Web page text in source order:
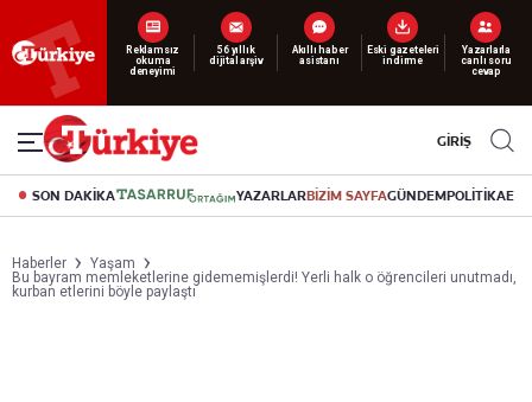
Yeni nesil dijital
abonelik 19 TL’den başlayan fiyatlarla.
GİRİŞ
SON DAKİKA YAZARLARBİZİM SAYFAGÜNDEMPOLİTİKA
Haberler
Yaşam
Bu bayram memleketlerine gidememişlerdi! Yerli halk o öğrencileri unutmadı,
kurban etlerini böyle paylaştı